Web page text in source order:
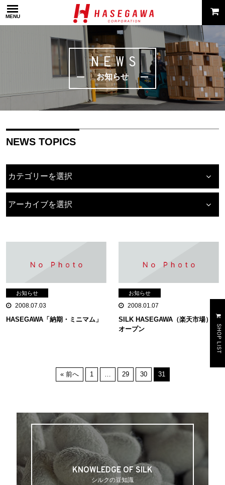
MENU
NEWS
お知らせ
NEWS TOPICS
お知らせ
2008.07.03
HASEGAWA「納期・ミニマム」
お知らせ
2008.01.07
SILK HASEGAWA（楽天市場）
オープン
« 前へ 1 … 29 30 31
KNOWLEDGE OF SILK
シルクの豆知識